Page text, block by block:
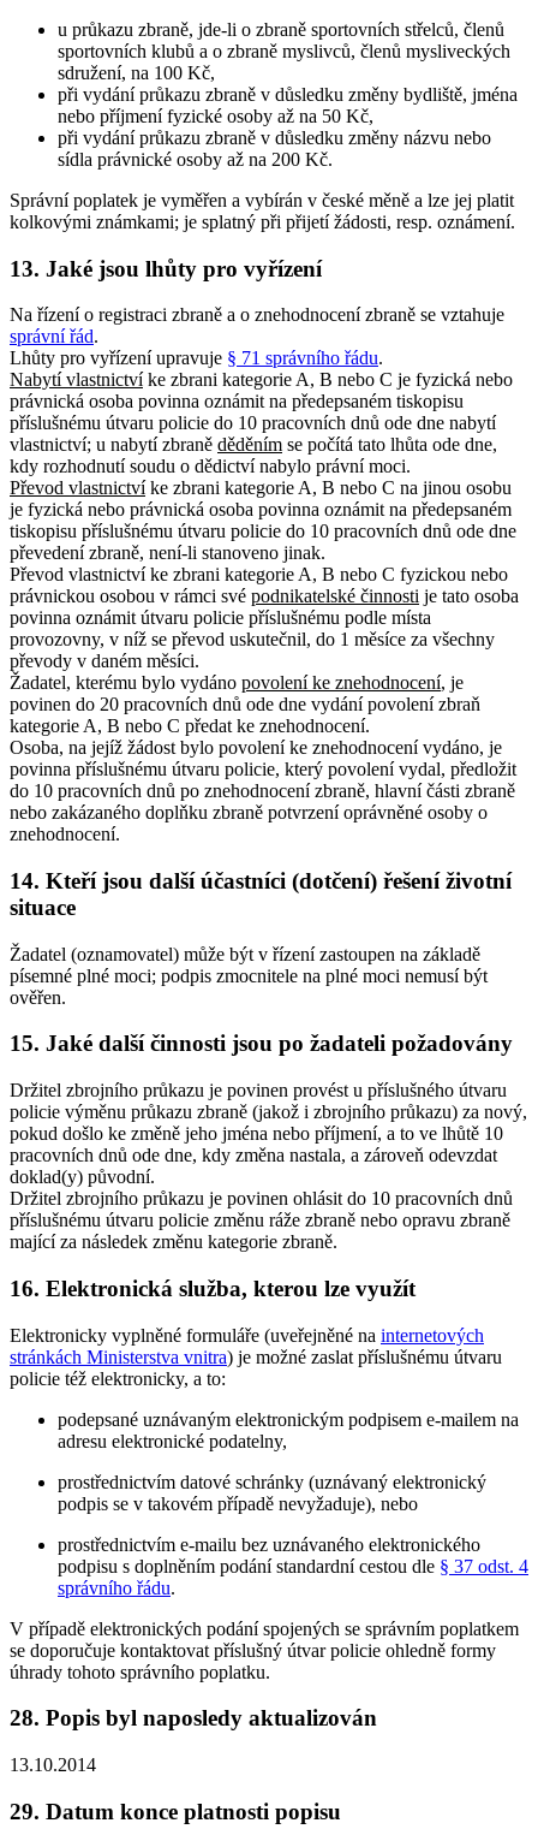
u průkazu zbraně, jde-li o zbraně sportovních střelců, členů
sportovních klubů a o zbraně myslivců, členů mysliveckých
sdružení, na 100 Kč,
při vydání průkazu zbraně v důsledku změny bydliště, jména
nebo příjmení fyzické osoby až na 50 Kč,
při vydání průkazu zbraně v důsledku změny názvu nebo
sídla právnické osoby až na 200 Kč.
Správní poplatek je vyměřen a vybírán v české měně a lze jej platit
kolkovými známkami; je splatný při přijetí žádosti, resp. oznámení.
13. Jaké jsou lhůty pro vyřízení
Na řízení o registraci zbraně a o znehodnocení zbraně se vztahuje
správní řád.
Lhůty pro vyřízení upravuje § 71 správního řádu.
Nabytí vlastnictvíke zbrani kategorie A, B nebo C je fyzická nebo
právnická osoba povinna oznámit na předepsaném tiskopisu
příslušnému útvaru policie do 10 pracovních dnů ode dne nabytí
vlastnictví; u nabytí zbraně děděním se počítá tato lhůta ode dne,
kdy rozhodnutí soudu o dědictví nabylo právní moci.
Převod vlastnictvíke zbrani kategorie A, B nebo C na jinou osobu
je fyzická nebo právnická osoba povinna oznámit na předepsaném
tiskopisu příslušnému útvaru policie do 10 pracovních dnů ode dne
převedení zbraně, není-li stanoveno jinak.
Převod vlastnictví ke zbrani kategorie A, B nebo C fyzickou nebo
právnickou osobou v rámci své podnikatelské činnosti je tato osoba
povinna oznámit útvaru policie příslušnému podle místa
provozovny, v níž se převod uskutečnil, do 1 měsíce za všechny
převody v daném měsíci.
Žadatel, kterému bylo vydáno povolení ke znehodnocení, je
povinen do 20 pracovních dnů ode dne vydání povolení zbraň
kategorie A, B nebo C předat ke znehodnocení.
Osoba, na jejíž žádost bylo povolení ke znehodnocení vydáno, je
povinna příslušnému útvaru policie, který povolení vydal, předložit
do 10 pracovních dnů po znehodnocení zbraně, hlavní části zbraně
nebo zakázaného doplňku zbraně potvrzení oprávněné osoby o
znehodnocení.
14. Kteří jsou další účastníci (dotčení) řešení životní
situace
Žadatel (oznamovatel) může být v řízení zastoupen na základě
písemné plné moci; podpis zmocnitele na plné moci nemusí být
ověřen.
15. Jaké další činnosti jsou po žadateli požadovány
Držitel zbrojního průkazu je povinen provést u příslušného útvaru
policie výměnu průkazu zbraně (jakož i zbrojního průkazu) za nový,
pokud došlo ke změně jeho jména nebo příjmení, a to ve lhůtě 10
pracovních dnů ode dne, kdy změna nastala, a zároveň odevzdat
doklad(y) původní.
Držitel zbrojního průkazu je povinen ohlásit do 10 pracovních dnů
příslušnému útvaru policie změnu ráže zbraně nebo opravu zbraně
mající za následek změnu kategorie zbraně.
16. Elektronická služba, kterou lze využít
Elektronicky vyplněné formuláře (uveřejněné na internetových
stránkách Ministerstva vnitra) je možné zaslat příslušnému útvaru
policie též elektronicky, a to:
podepsané uznávaným elektronickým podpisem e-mailem na
adresu elektronické podatelny,
prostřednictvím datové schránky (uznávaný elektronický
podpis se v takovém případě nevyžaduje), nebo
prostřednictvím e-mailu bez uznávaného elektronického
podpisu s doplněním podání standardní cestou dle § 37 odst. 4
správního řádu.
V případě elektronických podání spojených se správním poplatkem
se doporučuje kontaktovat příslušný útvar policie ohledně formy
úhrady tohoto správního poplatku.
28. Popis byl naposledy aktualizován
13.10.2014
29. Datum konce platnosti popisu